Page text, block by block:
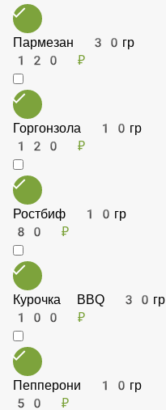
120 ₽
Горгонзола 10гр
120 ₽
Ростбиф 10гр
80 ₽
Курочка BBQ 30гр
100 ₽